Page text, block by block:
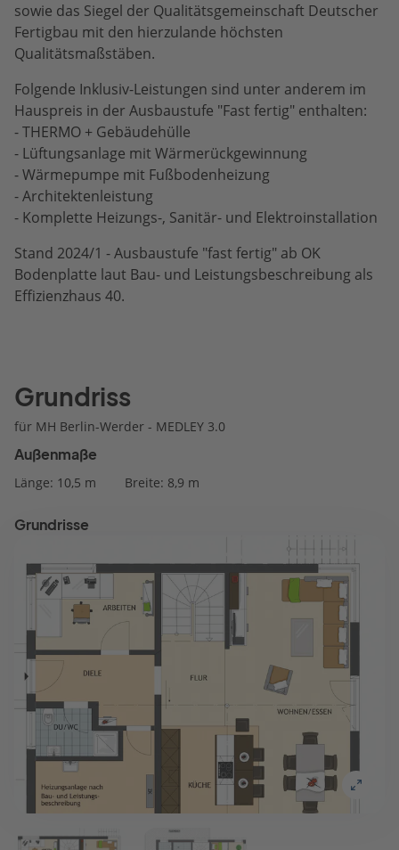
sowie das Siegel der Qualitätsgemeinschaft Deutscher
Fertigbau mit den hierzulande höchsten
Qualitätsmaßstäben.
Folgende Inklusiv-Leistungen sind unter anderem im
Hauspreis in der Ausbaustufe "Fast fertig" enthalten:
- THERMO + Gebäudehülle
- Lüftungsanlage mit Wärmerückgewinnung
- Wärmepumpe mit Fußbodenheizung
- Architektenleistung
- Komplette Heizungs-, Sanitär- und Elektroinstallation
Stand 2024/1 - Ausbaustufe "fast fertig" ab OK
Bodenplatte laut Bau- und Leistungsbeschreibung als
Effizienzhaus 40.
Grundriss
für MH Berlin-Werder - MEDLEY 3.0
Außenmaße
Länge: 10,5 m Breite: 8,9 m
Grundrisse